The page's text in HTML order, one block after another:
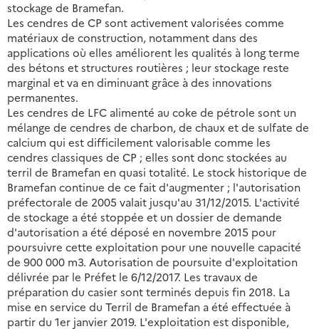
stockage de Bramefan.
Les cendres de CP sont activement valorisées comme
matériaux de construction, notamment dans des
applications où elles améliorent les qualités à long terme
des bétons et structures routières ; leur stockage reste
marginal et va en diminuant grâce à des innovations
permanentes.
Les cendres de LFC alimenté au coke de pétrole sont un
mélange de cendres de charbon, de chaux et de sulfate de
calcium qui est difficilement valorisable comme les
cendres classiques de CP ; elles sont donc stockées au
terril de Bramefan en quasi totalité. Le stock historique de
Bramefan continue de ce fait d'augmenter ; l'autorisation
préfectorale de 2005 valait jusqu'au 31/12/2015. L'activité
de stockage a été stoppée et un dossier de demande
d'autorisation a été déposé en novembre 2015 pour
poursuivre cette exploitation pour une nouvelle capacité
de 900 000 m3. Autorisation de poursuite d'exploitation
délivrée par le Préfet le 6/12/2017. Les travaux de
préparation du casier sont terminés depuis fin 2018. La
mise en service du Terril de Bramefan a été effectuée à
partir du 1er janvier 2019. L'exploitation est disponible,